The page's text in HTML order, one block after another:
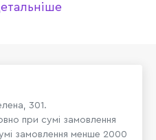
301.
при сумі замовлення
замовлення менше 2000